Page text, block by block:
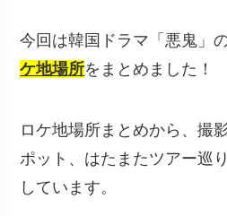
今回は韓国ドラマ「悪鬼」
ケ地場所をまとめました！
ロケ地場所まとめから、撮
ポット、はたまたツアー巡
しています。